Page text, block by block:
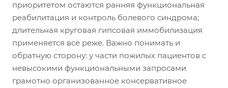
приоритетом остаются ранняя функциональная
реабилитация и контроль болевого синдрома;
длительная круговая гипсовая иммобилизация
применяется всё реже. Важно понимать и
обратную сторону: у части пожилых пациентов с
невысокими функциональными запросами
грамотно организованное консервативное